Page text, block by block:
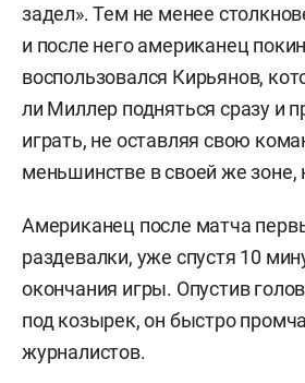
задел». Тем не менее
и после него американец
воспользовался Кирьянов,
ли Миллер подняться сразу и
играть, не оставляя свою
меньшинстве в своей же зоне,
Американец после матча
раздевалки, уже спустя 10
окончания игры. Опустив
под козырек, он быстро
журналистов.